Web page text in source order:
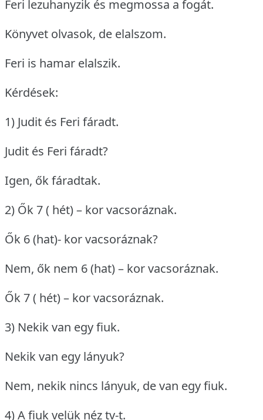
Feri lezuhanyzik és megmossa a fogát.
Könyvet olvasok, de elalszom.
Feri is hamar elalszik.
Kérdések:
1) Judit és Feri fáradt.
Judit és Feri fáradt?
Igen, ők fáradtak.
2) Ők 7 ( hét) – kor vacsoráznak.
Ők 6 (hat)- kor vacsoráznak?
Nem, ők nem 6 (hat) – kor vacsoráznak.
Ők 7 ( hét) – kor vacsoráznak.
3) Nekik van egy fiuk.
Nekik van egy lányuk?
Nem, nekik nincs lányuk, de van egy fiuk.
4) A fiuk velük néz tv-t.